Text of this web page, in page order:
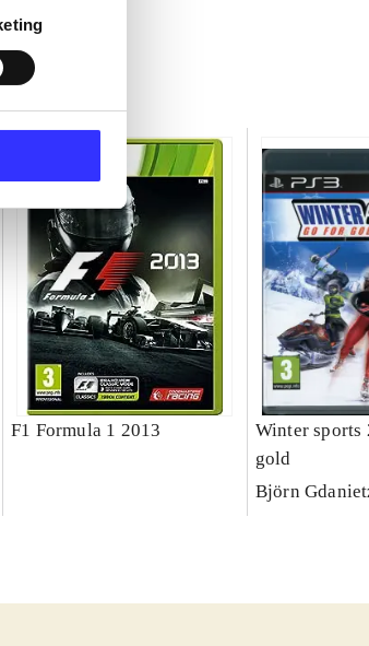
F1 Formula 1 2013
Winter sports
gold
Björn